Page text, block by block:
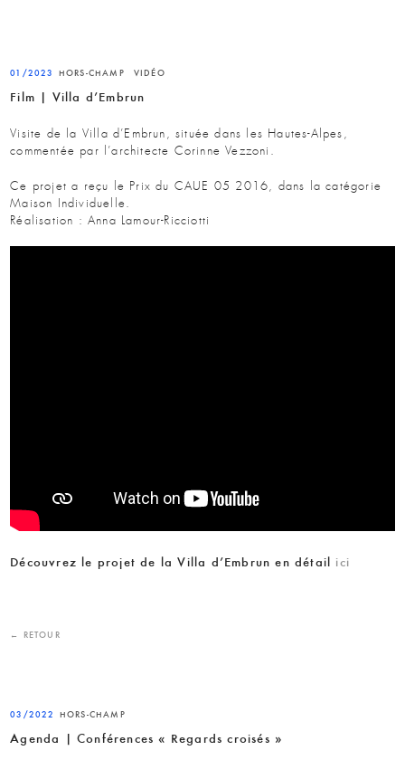
01/2023 HORS-CHAMP VIDÉO
Film | Villa d’Embrun
Visite de la Villa d’Embrun, située dans les Hautes-Alpes,
commentée par l’architecte Corinne Vezzoni.
Ce projet a reçu le Prix du CAUE 05 2016, dans la catégorie
Maison Individuelle.
Réalisation : Anna Lamour-Ricciotti
Découvrez le projet de la Villa d’Embrun en détail ici
← RETOUR
03/2022 HORS-CHAMP
Agenda | Conférences « Regards croisés »